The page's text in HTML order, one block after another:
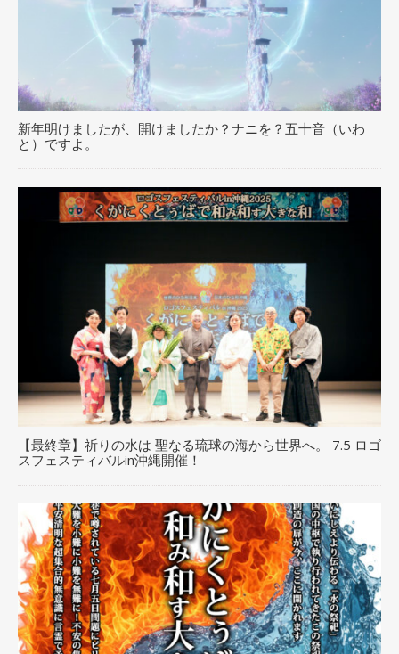
新年明けましたが、開けましたか？ナニを？五十音（いわ
と）ですよ。
【最終章】祈りの水は 聖なる琉球の海から世界へ。 7.5 ロゴ
スフェスティバルin沖縄開催！